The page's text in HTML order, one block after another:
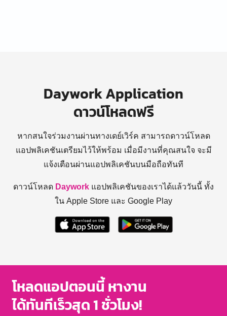
Daywork Application
ดาวน์โหลดฟรี
หากสนใจร่วมงานผ่านทางเดย์เวิร์ค สามารถดาวน์โหลด
แอปพลิเคชันเตรียมไว้ให้พร้อม เมื่อมีงานที่คุณสนใจ จะมี
แจ้งเตือนผ่านแอปพลิเคชันบนมือถือทันที
ดาวน์โหลด Daywork แอปพลิเคชันของเราได้แล้ววันนี้ ทั้ง
ใน Apple Store และ Google Play
โหลดแอปตอนนี้ หางาน
ได้ทันทีเร็วสุด 1 ชั่วโมง!